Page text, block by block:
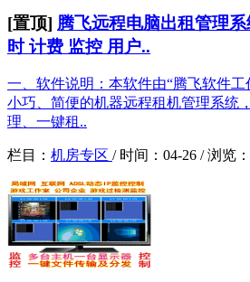
[置顶] 腾飞远程电脑出租管理
时 计费 监控 用户..
一、软件说明：本软件由“腾飞软件
小巧、简便的机器远程租机管理系统
理、一键租..
栏目： 机房专区 / 时间： 04-26 /浏览：